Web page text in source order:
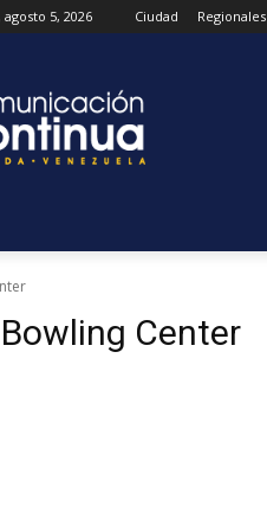
5, 2026 Ciudad Regionales
Center